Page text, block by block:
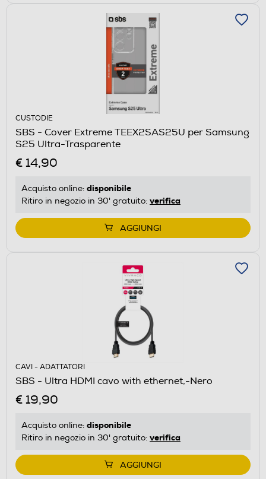
CUSTODIE
SBS - Cover Extreme TEEX2SAS25U per Samsung
S25 Ultra-Trasparente
€ 14,90
Acquisto online: disponibile
Ritiro in negozio in 30' gratuito: verifica
AGGIUNGI
CAVI - ADATTATORI
SBS - Ultra HDMI cavo with ethernet,-Nero
€ 19,90
Acquisto online: disponibile
Ritiro in negozio in 30' gratuito: verifica
AGGIUNGI